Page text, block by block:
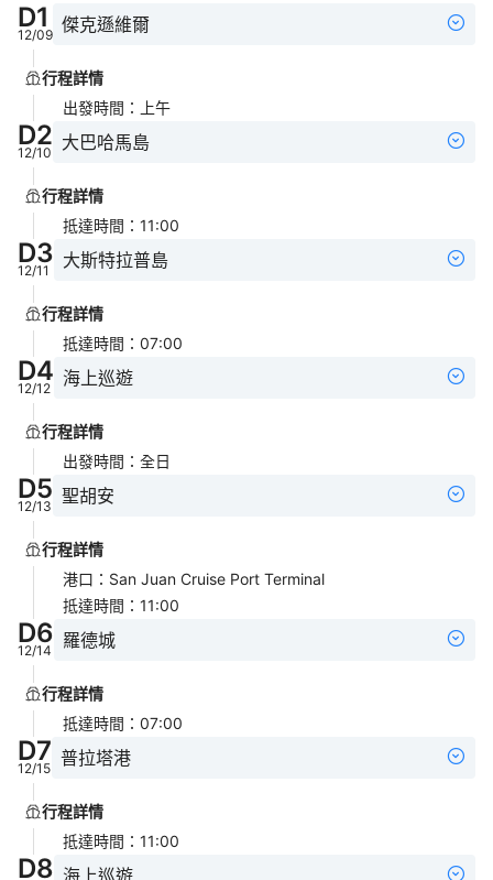
D1
12/09 傑克遜維爾
行程詳情
出發時間 ： 上午
D2
12/10 大巴哈馬島
行程詳情
抵達時間 ： 11:00
D3
12/11 大斯特拉普島
行程詳情
抵達時間 ： 07:00
D4
12/12 海上巡遊
行程詳情
出發時間 ： 全日
D5
12/13 聖胡安
行程詳情
港口 ： San Juan Cruise Port Terminal
抵達時間 ： 11:00
D6
12/14 羅德城
行程詳情
抵達時間 ： 07:00
D7
12/15 普拉塔港
行程詳情
抵達時間 ： 11:00
D8 海上巡遊